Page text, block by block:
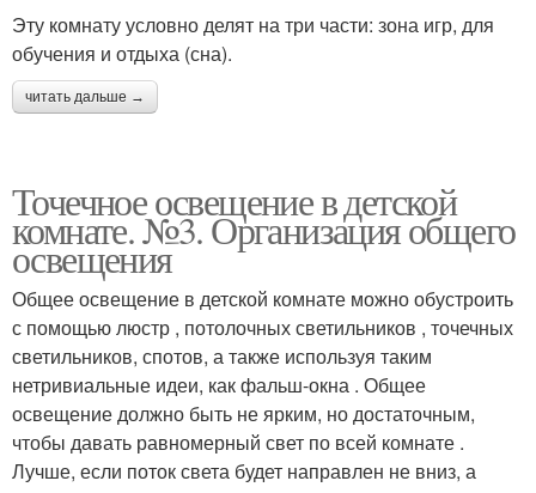
Эту комнату условно делят на три части: зона игр, для
обучения и отдыха (сна).
читать дальше →
Точечное освещение в детской
комнате. №3. Организация общего
освещения
Общее освещение в детской комнате можно обустроить
с помощью люстр , потолочных светильников , точечных
светильников, спотов, а также используя таким
нетривиальные идеи, как фальш-окна . Общее
освещение должно быть не ярким, но достаточным,
чтобы давать равномерный свет по всей комнате .
Лучше, если поток света будет направлен не вниз, а